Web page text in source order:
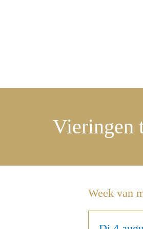
Vieringen
Week van